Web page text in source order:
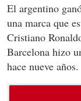
El argentino
una marca que
Cristiano
Barcelona hizo
hace nueve años.